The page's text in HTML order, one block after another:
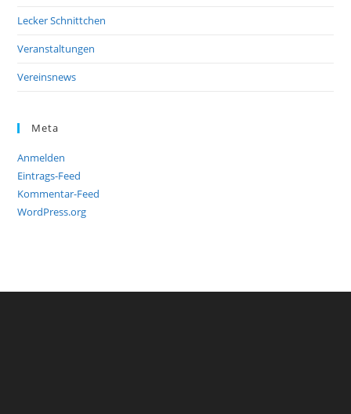
Lecker Schnittchen
Veranstaltungen
Vereinsnews
Meta
Anmelden
Eintrags-Feed
Kommentar-Feed
WordPress.org